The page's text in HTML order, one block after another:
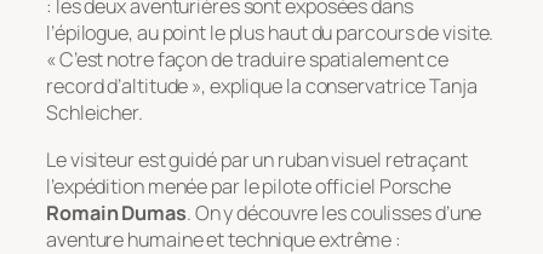
: les deux aventurières sont exposées dans
l’épilogue, au point le plus haut du parcours de visite.
« C’est notre façon de traduire spatialement ce
record d’altitude », explique la conservatrice Tanja
Schleicher.
Le visiteur est guidé par un ruban visuel retraçant
l’expédition menée par le pilote officiel Porsche
Romain Dumas. On y découvre les coulisses d’une
aventure humaine et technique extrême :